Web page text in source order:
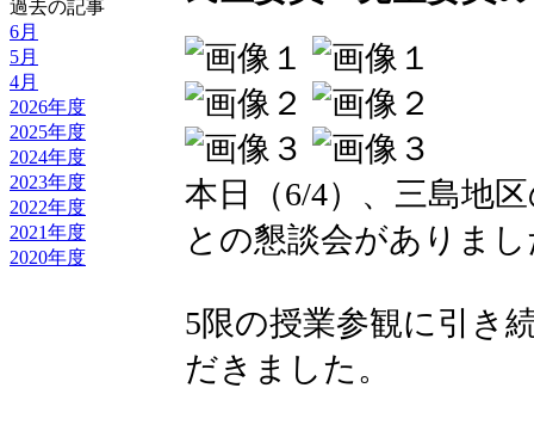
過去の記事
6月
5月
4月
2026年度
2025年度
2024年度
2023年度
2022年度
2021年度
2020年度
本日（6/4）、三島地
との懇談会がありま
5限の授業参観に引き
だきました。